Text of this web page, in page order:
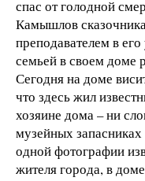
спас от голодной
Камышлов
преподавателем в
семьей в своем доме
Сегодня на доме
что здесь жил
хозяине дома – ни
музейных
одной фотографии
жителя города, в